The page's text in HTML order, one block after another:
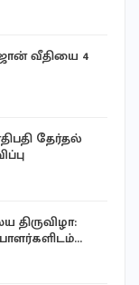
வீதியை 4
தேர்தல்
திருவிழா: